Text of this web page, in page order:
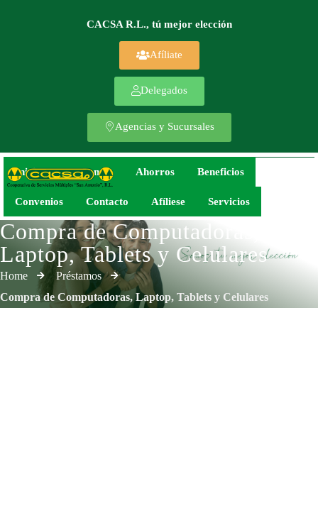
CACSA R.L., tú mejor elección
Afíliate
Delegados
Agencias y Sucursales
Inicio Préstamos Ahorros Beneficios
Convenios Contacto Afíliese Servicios
Compra de Computadoras,
Laptop, Tablets y Celulares
Home
Préstamos
Compra de Computadoras, Laptop, Tablets y Celulares